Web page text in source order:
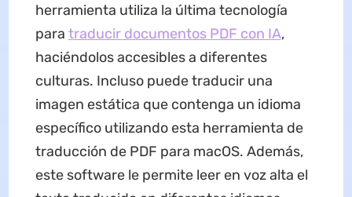
herramienta utiliza la última tecnología
para traducir documentos PDF con IA,
haciéndolos accesibles a diferentes
culturas. Incluso puede traducir una
imagen estática que contenga un idioma
específico utilizando esta herramienta de
traducción de PDF para macOS. Además,
este software le permite leer en voz alta el